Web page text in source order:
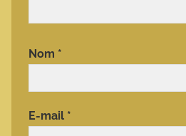
Nom *
E-mail *